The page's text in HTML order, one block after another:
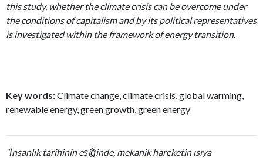
this study, whether the climate crisis can be overcome under
the conditions of capitalism and by its political representatives
is investigated within the framework of energy transition.
Key words:Climate change, climate crisis, global warming,
renewable energy, green growth, green energy
“İnsanlık tarihinin eşiğinde, mekanik hareketin ısıya